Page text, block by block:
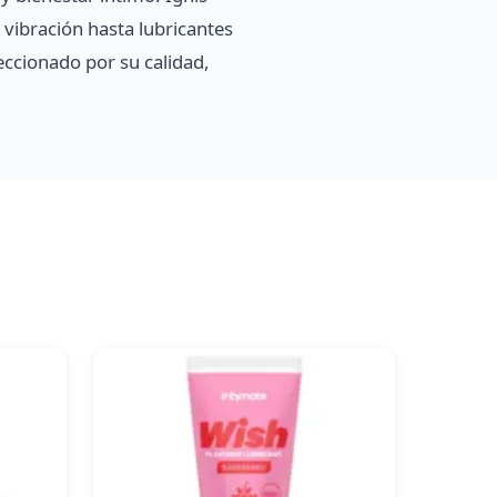
hasta lubricantes
por su calidad,